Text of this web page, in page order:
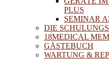
PLUS
SEMINAR
DIE
18MEDICAL
GÄSTEBUCH
WARTUNG &